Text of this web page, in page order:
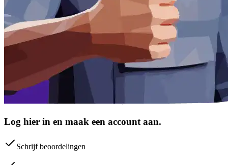
Log hier in en maak een account aan.
Schrijf beoordelingen